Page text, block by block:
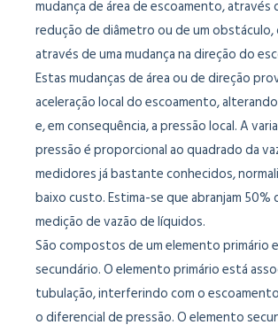
mudança de área de escoamento, através
redução de diâmetro ou de um obstáculo,
através de uma mudança na direção do
Estas mudanças de área ou de direção
aceleração local do escoamento,
e, em consequência, a pressão local. A
pressão é proporcional ao quadrado da
medidores já bastante conhecidos,
baixo custo. Estima-se que abranjam 50%
medição de vazão de líquidos.
São compostos de um elemento primário
secundário. O elemento primário está
tubulação, interferindo com o
o diferencial de pressão. O elemento